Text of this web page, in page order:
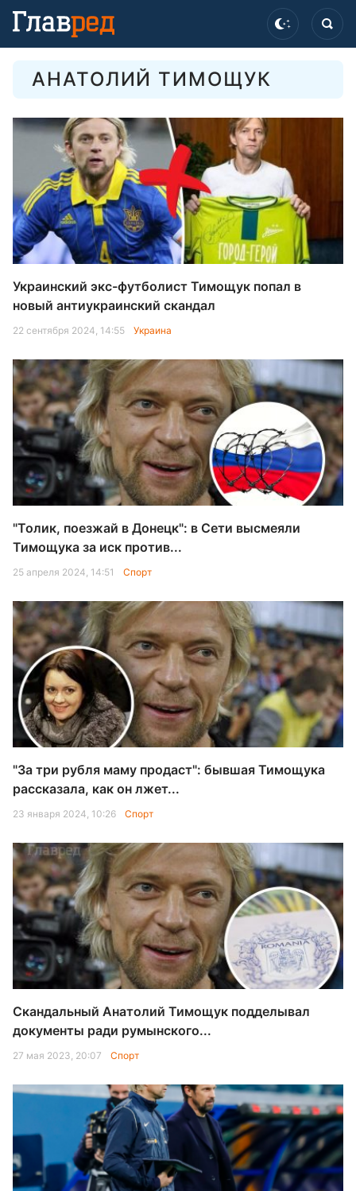
АНАТОЛИЙ ТИМОЩУК
Украинский экс-футболист Тимощук попал в
новый антиукраинский скандал
22 сентября 2024, 14:55 Украина
"Толик, поезжай в Донецк": в Сети высмеяли
Тимощука за иск против...
25 апреля 2024, 14:51 Спорт
"За три рубля маму продаст": бывшая Тимощука
рассказала, как он лжет...
23 января 2024, 10:26 Спорт
Скандальный Анатолий Тимощук подделывал
документы ради румынского...
27 мая 2023, 20:07 Спорт